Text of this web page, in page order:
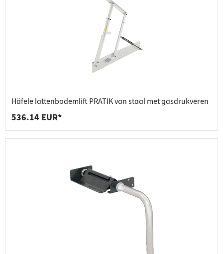
Häfele lattenbodemlift PRATIK van staal met gasdrukveren
536.14 EUR*